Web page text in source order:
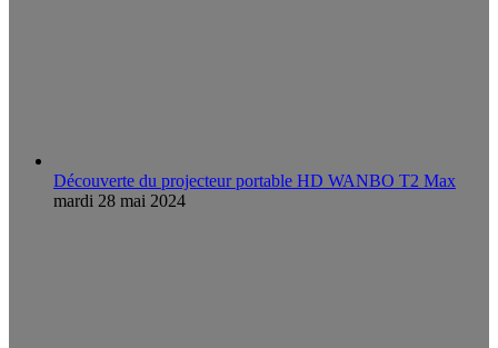
Découverte du projecteur portable HD WANBO T2 Max
mardi 28 mai 2024